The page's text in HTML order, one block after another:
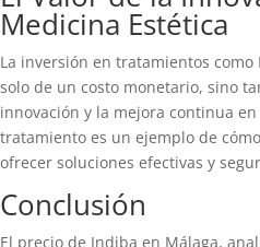
Medicina Estética
La inversión en tratamientos
solo de un costo monetario, sino
innovación y la mejora continua
tratamiento es un ejemplo de
ofrecer soluciones efectivas y
Conclusión
El precio de Indiba en Málaga,